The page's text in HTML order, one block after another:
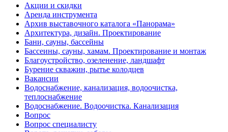
Акции и скидки
Аренда инструмента
Архив выставочного каталога «Панорама»
Архитектура, дизайн. Проектирование
Бани, сауны, бассейны
Бассеины, сауны, хамам. Проектирование и монтаж
Благоустройство, озеленение, ландшафт
Бурение скважин, рытье колодцев
Вакансии
Водоснабжение, канализация, водоочистка,
теплоснабжение
Водоснабжение. Водоочистка. Канализация
Вопрос
Вопрос специалисту